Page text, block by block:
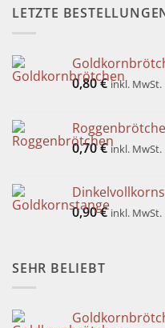
LETZTE
0,80€ inkl. MwSt.
0,70€ inkl. MwSt.
0,90€ inkl. MwSt.
SEHR BELIEBT